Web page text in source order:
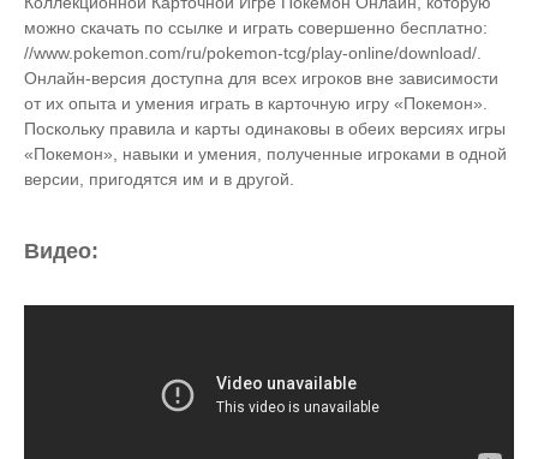
можно скачать по ссылке и играть совершенно бесплатно:
//www.pokemon.com/ru/pokemon-tcg/play-online/download/.
Онлайн-версия доступна для всех игроков вне зависимости
от их опыта и умения играть в карточную игру «Покемон».
Поскольку правила и карты одинаковы в обеих версиях игры
«Покемон», навыки и умения, полученные игроками в одной
версии, пригодятся им и в другой.
Видео: